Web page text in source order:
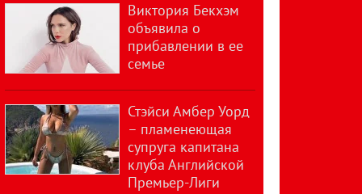
Виктория Бекхэм
объявила о
прибавлении в ее
семье
Стэйси Амбер Уорд
– пламенеющая
супруга капитана
клуба Английской
Премьер-Лиги